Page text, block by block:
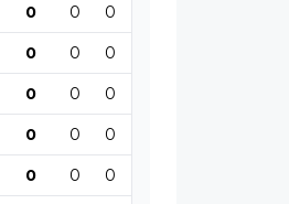
0 0 0
0 0 0
0 0 0
0 0 0
0 0 0